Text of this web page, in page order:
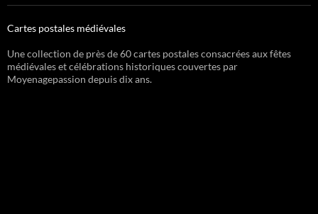
Cartes postales médiévales
Une collection de près de 60 cartes postales consacrées aux fêtes
médiévales et célébrations historiques couvertes par
Moyenagepassion depuis dix ans.